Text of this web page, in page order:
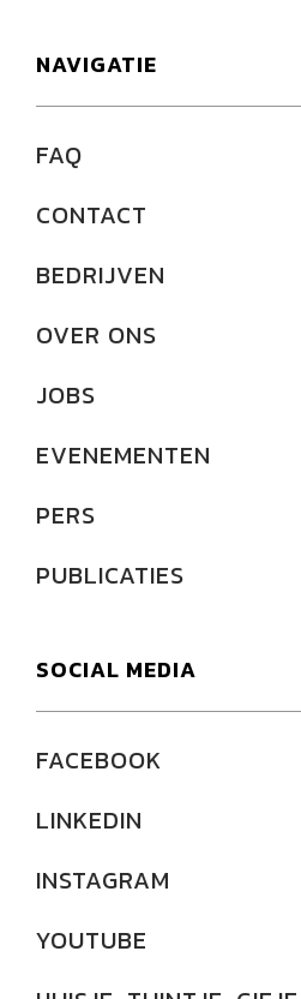
NAVIGATIE
FAQ
CONTACT
BEDRIJVEN
OVER ONS
JOBS
EVENEMENTEN
PERS
PUBLICATIES
SOCIAL MEDIA
FACEBOOK
LINKEDIN
INSTAGRAM
YOUTUBE